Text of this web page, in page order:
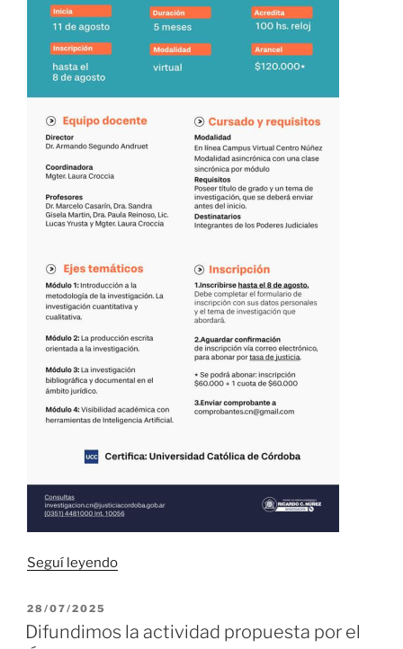
Seguí leyendo“Difundimos
del
PUBLICADO
EL
28/07/2025
Difundimos la actividad propuesta por el